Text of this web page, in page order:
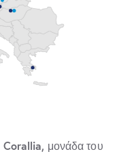
Corallia, μονάδα του